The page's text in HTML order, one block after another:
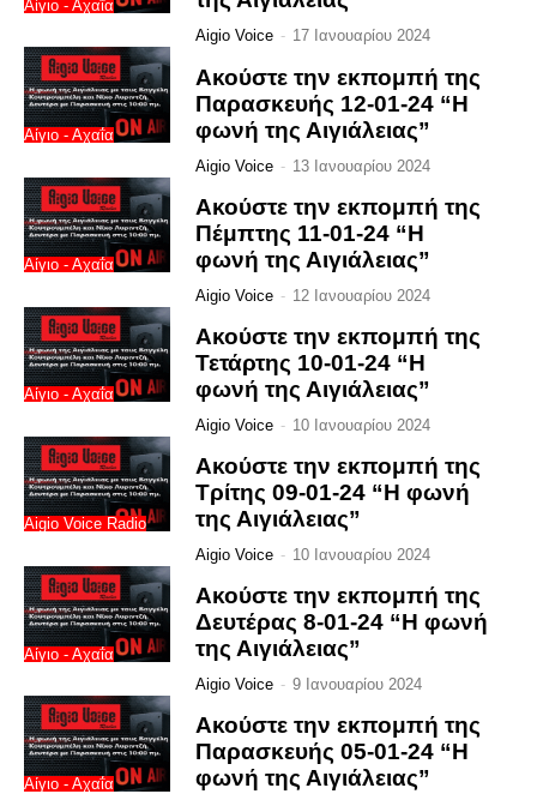
Αίγιο - Αχαΐα
Aigio Voice - 17 Ιανουαρίου 2024
Αίγιο - Αχαΐα
Ακούστε την εκπομπή της
Παρασκευής 12-01-24 “Η
φωνή της Αιγιάλειας”
Aigio Voice - 13 Ιανουαρίου 2024
Αίγιο - Αχαΐα
Ακούστε την εκπομπή της
Πέμπτης 11-01-24 “Η
φωνή της Αιγιάλειας”
Aigio Voice - 12 Ιανουαρίου 2024
Αίγιο - Αχαΐα
Ακούστε την εκπομπή της
Τετάρτης 10-01-24 “Η
φωνή της Αιγιάλειας”
Aigio Voice - 10 Ιανουαρίου 2024
Aigio Voice Radio
Ακούστε την εκπομπή της
Τρίτης 09-01-24 “Η φωνή
της Αιγιάλειας”
Aigio Voice - 10 Ιανουαρίου 2024
Αίγιο - Αχαΐα
Ακούστε την εκπομπή της
Δευτέρας 8-01-24 “Η φωνή
της Αιγιάλειας”
Aigio Voice - 9 Ιανουαρίου 2024
Αίγιο - Αχαΐα
Ακούστε την εκπομπή της
Παρασκευής 05-01-24 “Η
φωνή της Αιγιάλειας”